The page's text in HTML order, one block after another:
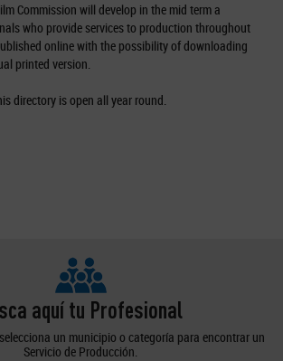
Commission will develop in the mid term a
who provide services to production throughout
online with the possibility of downloading
printed version.
directory is open all year round.
aquí tu Profesional
un municipio o categoría para encontrar un
Servicio de Producción.